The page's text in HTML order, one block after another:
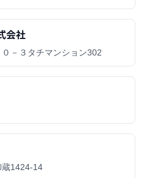
会社
－３タチマンション302
蔵1424-14